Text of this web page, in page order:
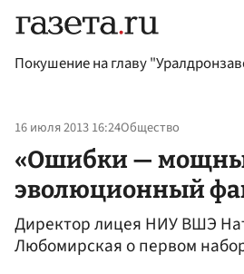
Покушение на главу
16 июля 2013 16:24Общество
«Ошибки —
эволюционный
Директор лицея НИУ ВШЭ
Любомирская о первом